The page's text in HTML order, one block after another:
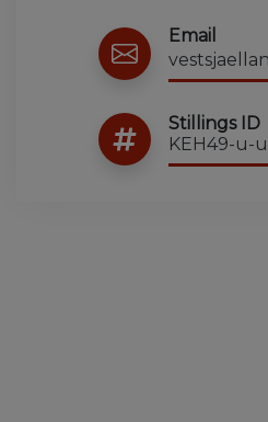
Email
Stillings ID
KEH49-u-